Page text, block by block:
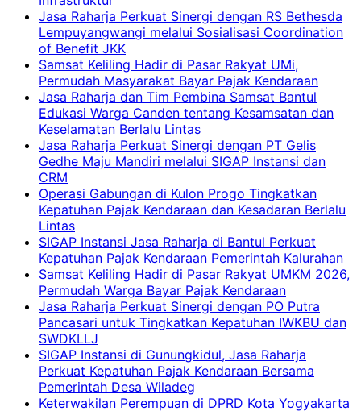
Jasa Raharja Perkuat Sinergi dengan RS Bethesda
Lempuyangwangi melalui Sosialisasi Coordination
of Benefit JKK
Samsat Keliling Hadir di Pasar Rakyat UMi,
Permudah Masyarakat Bayar Pajak Kendaraan
Jasa Raharja dan Tim Pembina Samsat Bantul
Edukasi Warga Canden tentang Kesamsatan dan
Keselamatan Berlalu Lintas
Jasa Raharja Perkuat Sinergi dengan PT Gelis
Gedhe Maju Mandiri melalui SIGAP Instansi dan
CRM
Operasi Gabungan di Kulon Progo Tingkatkan
Kepatuhan Pajak Kendaraan dan Kesadaran Berlalu
Lintas
SIGAP Instansi Jasa Raharja di Bantul Perkuat
Kepatuhan Pajak Kendaraan Pemerintah Kalurahan
Samsat Keliling Hadir di Pasar Rakyat UMKM 2026,
Permudah Warga Bayar Pajak Kendaraan
Jasa Raharja Perkuat Sinergi dengan PO Putra
Pancasari untuk Tingkatkan Kepatuhan IWKBU dan
SWDKLLJ
SIGAP Instansi di Gunungkidul, Jasa Raharja
Perkuat Kepatuhan Pajak Kendaraan Bersama
Pemerintah Desa Wiladeg
Keterwakilan Perempuan di DPRD Kota Yogyakarta